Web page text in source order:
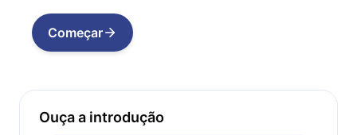
Começar
Ouça a introdução